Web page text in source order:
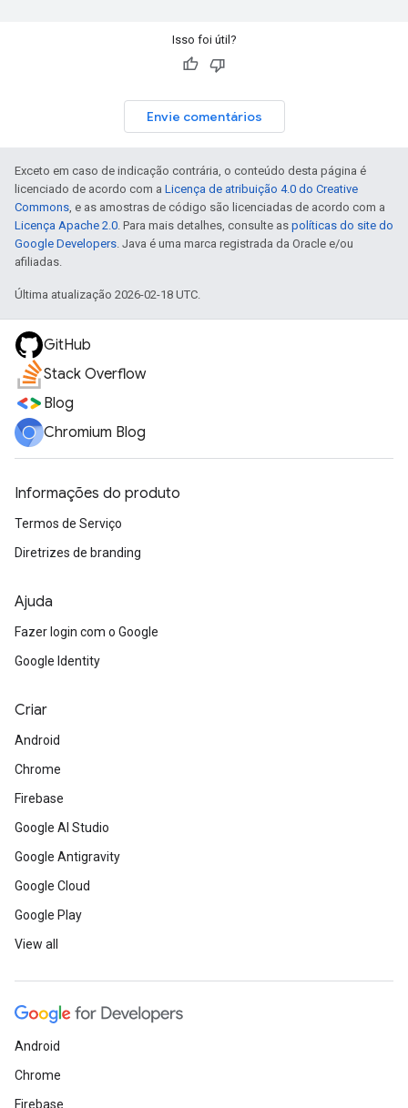
Isso foi útil?
Envie comentários
Exceto em caso de indicação contrária, o conteúdo desta página é
licenciado de acordo com a Licença de atribuição 4.0 do Creative
Commons, e as amostras de código são licenciadas de acordo com a
Licença Apache 2.0. Para mais detalhes, consulte as políticas do site do
Google Developers. Java é uma marca registrada da Oracle e/ou
afiliadas.
Última atualização 2026-02-18 UTC.
GitHub
Stack Overflow
Blog
Chromium Blog
Informações do produto
Termos de Serviço
Diretrizes de branding
Ajuda
Fazer login com o Google
Google Identity
Criar
Android
Chrome
Firebase
Google AI Studio
Google Antigravity
Google Cloud
Google Play
View all
Android
Chrome
Firebase